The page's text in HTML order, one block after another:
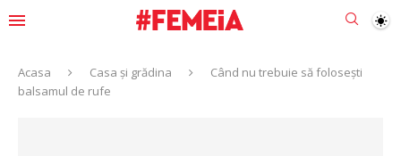
Acasa Casa și grădina
Când nu trebuie să folosești
balsamul de rufe